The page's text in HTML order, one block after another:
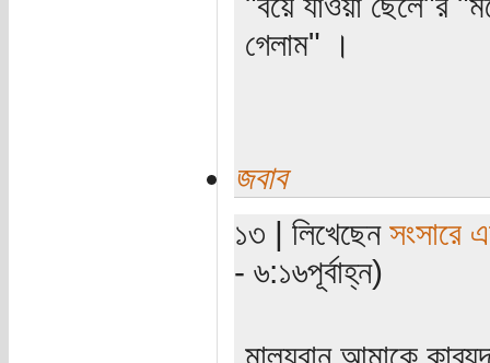
গেলাম" ।
জবাব
১৩ | লিখেছেন সংসারে
- ৬:১৬পূর্বাহ্ন)
মাল্যবান আমাকে